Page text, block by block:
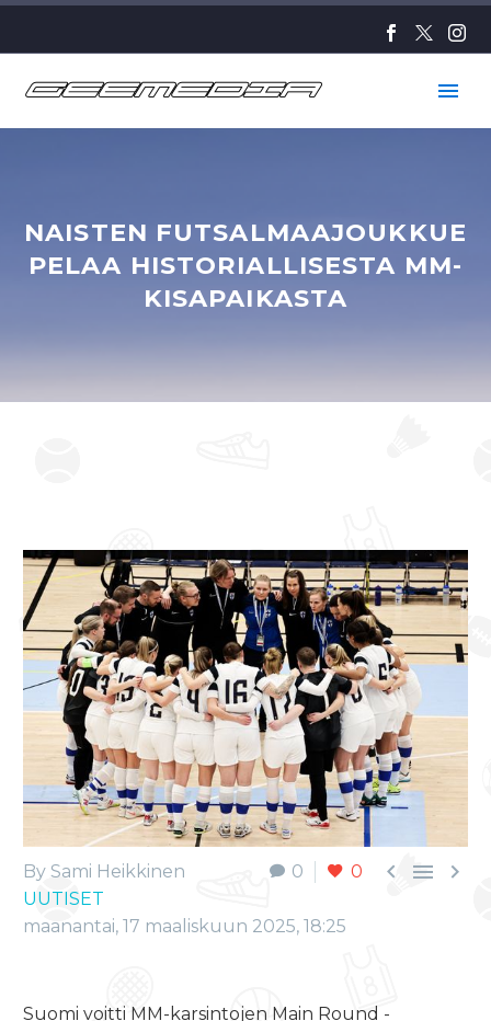
NAISTEN FUTSALMAAJOUKKUE
PELAA HISTORIALLISESTA MM-
KISAPAIKASTA
0 0   
By Sami Heikkinen
UUTISET
maanantai, 17 maaliskuun 2025, 18:25
Suomi voitti MM-karsintojen Main Round -